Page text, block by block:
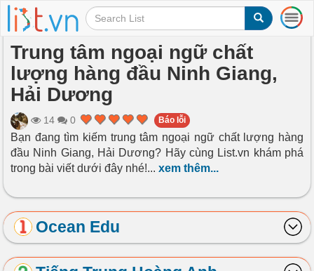
T
o
i
g
i
o
n
Trung tâm ngoại ngữ chất
lượng hàng đầu Ninh Giang,
Hải Dương
14 0 Báo lỗi
Bạn đang tìm kiếm trung tâm ngoại ngữ chất lượng hàng
đầu Ninh Giang, Hải Dương? Hãy cùng List.vn khám phá
trong bài viết dưới đây nhé!... xem thêm...
Ocean Edu